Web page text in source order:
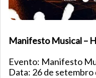
Manifesto Musical –
Evento: Manifesto
Data: 26 de setembro